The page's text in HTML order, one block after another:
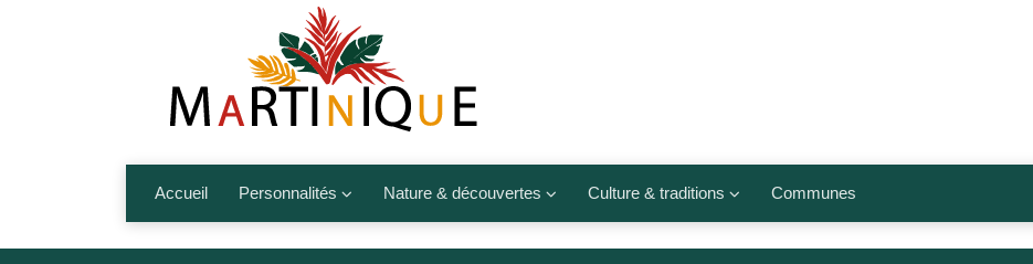
Accueil Personnalités
Artistes
Nature & découvertes
Fleurs, fruits, légumes
Culture & traditions
Culte et religions
Communes